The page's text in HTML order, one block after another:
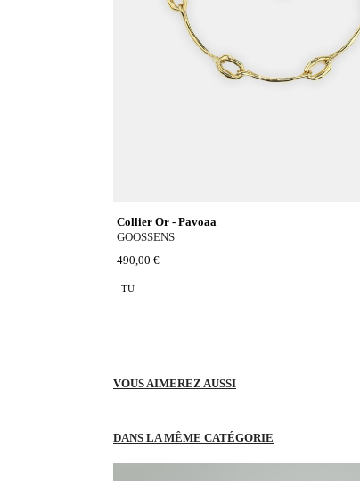
Collier Or - Pavoaa
GOOSSENS
490,00 €
TU
VOUS AIMEREZ AUSSI
DANS LA MÊME CATÉGORIE